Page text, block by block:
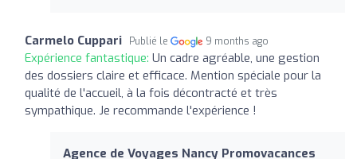
Carmelo Cuppari Publié le 9 months ago
Expérience fantastique: Un cadre agréable, une gestion
des dossiers claire et efficace. Mention spéciale pour la
qualité de l'accueil, à la fois décontracté et très
sympathique. Je recommande l'expérience !
Agence de Voyages Nancy Promovacances